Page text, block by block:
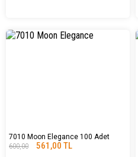
7010 Moon Elegance 100 Adet
600,00
561,00 TL